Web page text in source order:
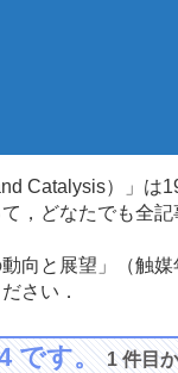
Catalysis）」
，どなたでも全
向と展望」（触
さい．
です。1 件目